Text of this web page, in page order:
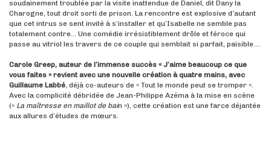
TRès bon moment de détente. A voir.
Odeon
soirée du 31 décembre. Vous pouvez effectuer votre réservation via notre site
Internet, ou appeler notre billetterie au 04 78 82 86 30 du mardi au samedi à
12/12/18 à 10:52
soudainement troublée par la visite inattendue de Daniel, dit Dany la
Charogne, tout droit sorti de prison. La rencontre est explosive d’autant
que cet intrus se sent invité à s’installer et qu’Isabelle ne semble pas
totalement contre… Une comédie irrésistiblement drôle et féroce qui
passe au vitriol les travers de ce couple qui semblait si parfait, paisible….
Carole Greep, auteur de l’immense succès « J’aime beaucoup ce que
vous faites » revient avec une nouvelle création à quatre mains, avec
Guillaume Labbé, déjà co-auteurs de « Tout le monde peut se tromper ».
Avec la complicité débridée de Jean-Philippe Azéma à la mise en scène
(« La maîtresse en maillot de bain »), cette création est une farce déjantée
aux allures d’études de mœurs.